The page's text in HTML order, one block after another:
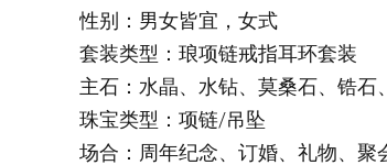
性别：男女皆宜，女式
套装类型：琅项链戒指耳环套装
主石：水晶、水钻、莫桑石、锆石
珠宝类型：项链/吊坠
场合：周年纪念、订婚、礼物、聚